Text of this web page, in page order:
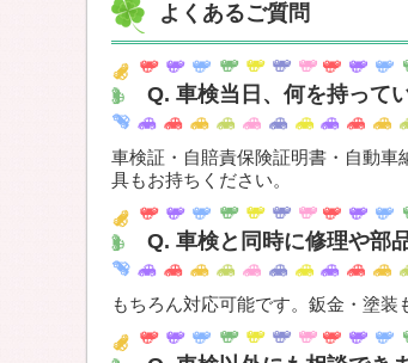
よくあるご質問
Q. 車検当日、何を持って
車検証・自賠責保険証明書・自動
具もお持ちください。
Q. 車検と同時に修理や部
もちろん対応可能です。鈑金・塗装